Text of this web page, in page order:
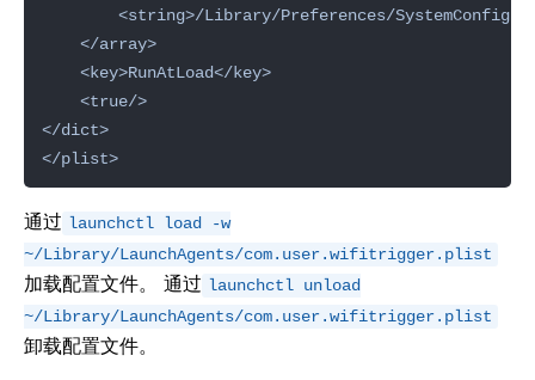
通过 launchctl load -w
~/Library/LaunchAgents/com.user.wifitrigger.plist
加载配置文件。 通过 launchctl unload
~/Library/LaunchAgents/com.user.wifitrigger.plist
卸载配置文件。